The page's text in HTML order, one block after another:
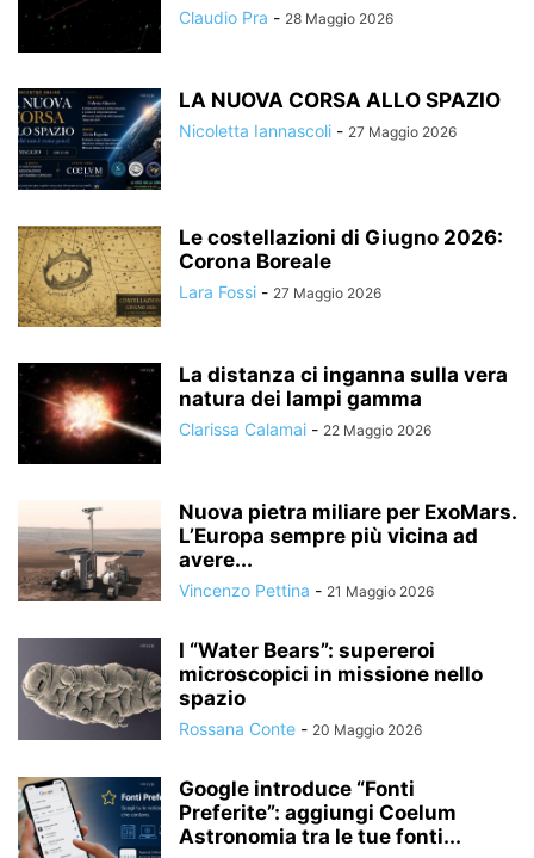
Claudio Pra - 28 Maggio 2026
LA NUOVA CORSA ALLO SPAZIO
Nicoletta Iannascoli - 27 Maggio 2026
Le costellazioni di Giugno 2026:
Corona Boreale
Lara Fossi - 27 Maggio 2026
La distanza ci inganna sulla vera
natura dei lampi gamma
Clarissa Calamai - 22 Maggio 2026
Nuova pietra miliare per ExoMars.
L’Europa sempre più vicina ad
avere...
Vincenzo Pettina - 21 Maggio 2026
I “Water Bears”: supereroi
microscopici in missione nello
spazio
Rossana Conte - 20 Maggio 2026
Google introduce “Fonti
Preferite”: aggiungi Coelum
Astronomia tra le tue fonti...